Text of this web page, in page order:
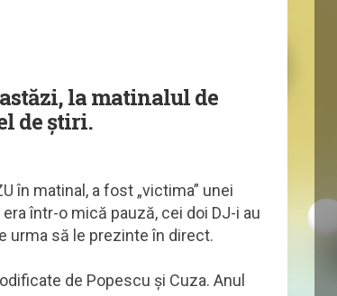
la matinalul de
de știri.
în matinal, a fost „victima” unei
într-o mică pauză, cei doi DJ-i au
urma să le prezinte în direct.
de Popescu și Cuza. Anul